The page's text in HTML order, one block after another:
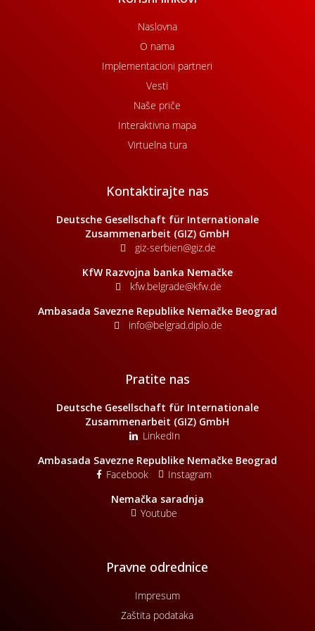
Naslovna
O nama
Implementacioni partneri
Vesti
Naše priče
Interaktivna mapa
Virtuelna tura
Kontaktirajte nas
Deutsche Gesellschaft für Internationale
Zusammenarbeit (GIZ) GmbH
giz-serbien@giz.de
KfW Razvojna banka Nemačke
kfw.belgrade@kfw.de
Ambasada Savezne Republike Nemačke Beograd
info@belgrad.diplo.de
Pratite nas
Deutsche Gesellschaft für Internationale
Zusammenarbeit (GIZ) GmbH
LinkedIn
Ambasada Savezne Republike Nemačke Beograd
Facebook
Instagram
Nemačka saradnja
Youtube
Pravne odrednice
Impresum
Zaštita podataka